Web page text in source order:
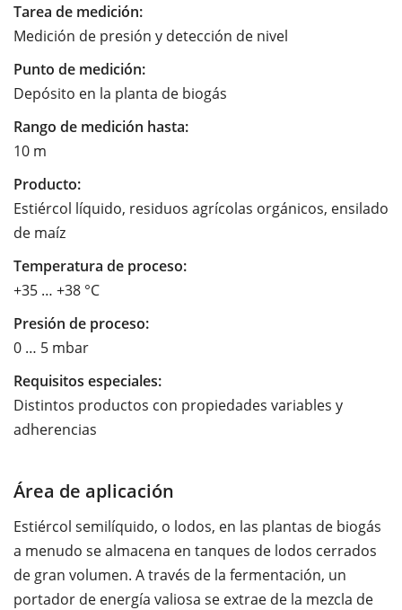
Tarea de medición:
Medición de presión y detección de nivel
Punto de medición:
Depósito en la planta de biogás
Rango de medición hasta:
10 m
Producto:
Estiércol líquido, residuos agrícolas orgánicos, ensilado
de maíz
Temperatura de proceso:
+35 … +38 °C
Presión de proceso:
0 … 5 mbar
Requisitos especiales:
Distintos productos con propiedades variables y
adherencias
Área de aplicación
Estiércol semilíquido, o lodos, en las plantas de biogás
a menudo se almacena en tanques de lodos cerrados
de gran volumen. A través de la fermentación, un
portador de energía valiosa se extrae de la mezcla de